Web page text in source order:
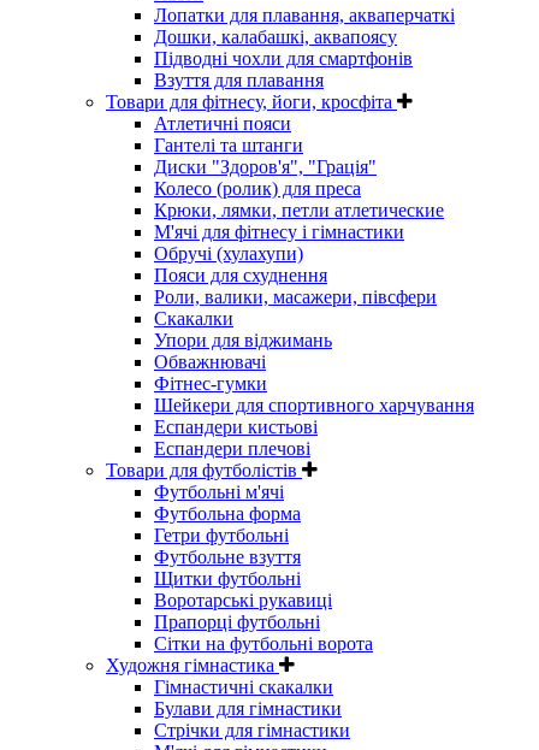
Лопатки для плавання, акваперчаткі
Дошки, калабашкі, аквапоясу
Підводні чохли для смартфонів
Взуття для плавання
Товари для фітнесу, йоги, кросфіта
Атлетичні пояси
Гантелі та штанги
Диски "Здоров'я", "Грація"
Колесо (ролик) для преса
Крюки, лямки, петли атлетические
М'ячі для фітнесу і гімнастики
Обручі (хулахупи)
Пояси для схуднення
Роли, валики, масажери, півсфери
Скакалки
Упори для віджимань
Обважнювачі
Фітнес-гумки
Шейкери для спортивного харчування
Еспандери кистьові
Еспандери плечові
Товари для футболістів
Футбольні м'ячі
Футбольна форма
Гетри футбольні
Футбольне взуття
Щитки футбольні
Воротарські рукавиці
Прапорці футбольні
Сітки на футбольні ворота
Художня гімнастика
Гімнастичні скакалки
Булави для гімнастики
Стрічки для гімнастики